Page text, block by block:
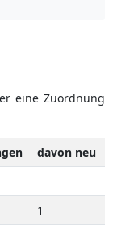
eine Zuordnung
davon neu
1